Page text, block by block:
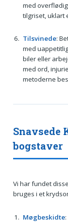
med
tilgriset, uklart
Tilsvinede:
med
biler eller
med ord,
metoderne
Snavsede
bogstaver
Vi har fundet
bruges i et
Møgbeskidte